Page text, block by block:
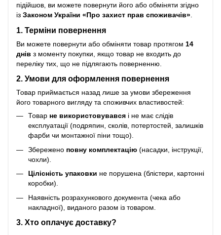
підійшов, ви можете повернути його або обміняти згідно
із Законом України «Про захист прав споживачів»
1. Терміни повернення
Ви можете повернути або обміняти товар протягом 14
днів з моменту покупки, якщо товар не входить до
переліку тих, що не підлягають поверненню.
2. Умови для оформлення повернення
Товар приймається назад лише за умови збереження
його товарного вигляду та споживчих властивостей:
Товар не використовувався і не має слідів
експлуатації (подряпин, сколів, потертостей, залишків
фарби чи монтажної піни тощо).
Збережено повну комплектацію (насадки, інструкції,
чохли).
Цілісність упаковки не порушена (блістери, картонні
коробки).
Наявність розрахункового документа (чека або
накладної), виданого разом із товаром.
3. Хто оплачує доставку?